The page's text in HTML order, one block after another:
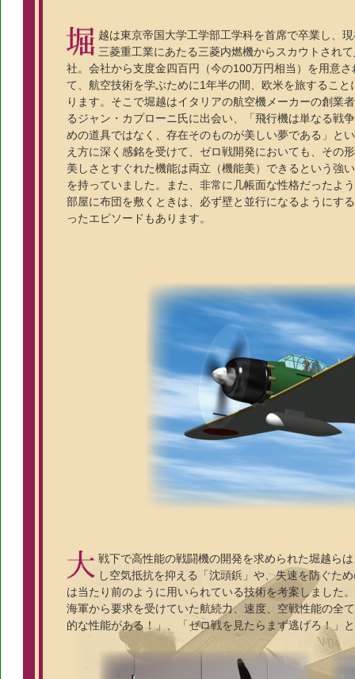
越は東京帝国大学工学部工学科を首席で卒業し、
三菱重工業にあたる三菱内燃機からスカウトされ
社。会社から支度金四百円（今の100万円相当）を用意さ
て、航空技術を学ぶために1年半の間、欧米を旅すること
ります。そこで堀越はイタリアの航空機メーカーの創業
るジャン・カプローニ氏に出会い、「飛行機は単なる戦
めの道具ではなく、存在そのものが美しい夢である」と
え方に深く感銘を受けて、ゼロ戦開発においても、その
美しさとすぐれた機能は両立（機能美）できるという強
を持っていました。また、非常に几帳面な性格だったよ
部屋に布団を敷くときは、必ず壁と並行になるようにす
ったエピソードもあります。
戦下で高性能の戦闘機の開発を求められた堀越ら
し空気抵抗を抑える「沈頭鋲」や、失速を防ぐた
は当たり前のように用いられている技術を考案しました
海軍から要求を受けていた航続力、速度、空戦性能の全
的な性能がある！」、「ゼロ戦を見たらまず逃げろ！」